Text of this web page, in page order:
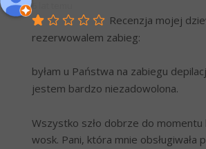
Recenzja mojej
rezerwowalem zabieg:
byłam u Państwa na zabiegu
jestem bardzo niezadowolona.
Wszystko szło dobrze do momentu
wosk. Pani, która mnie obsługiwała